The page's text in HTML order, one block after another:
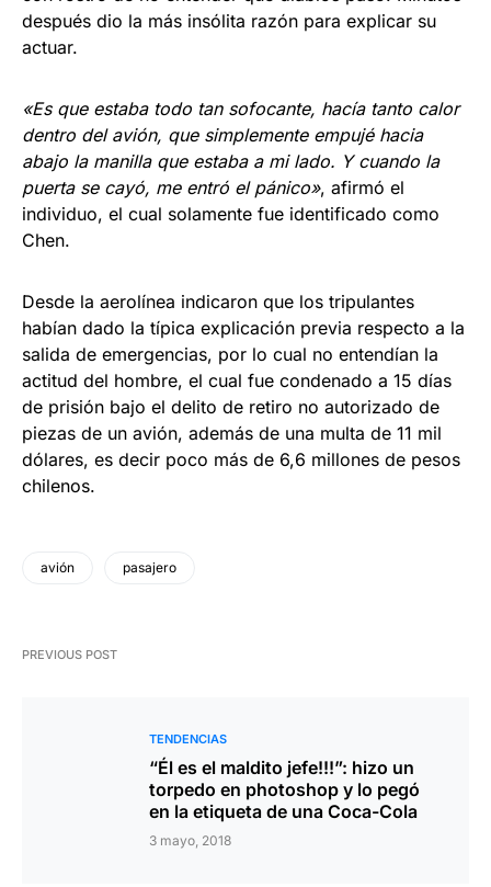
después dio la más insólita razón para explicar su
actuar.
«Es que estaba todo tan sofocante, hacía tanto calor
dentro del avión, que simplemente empujé hacia
abajo la manilla que estaba a mi lado. Y cuando la
puerta se cayó, me entró el pánico», afirmó el
individuo, el cual solamente fue identificado como
Chen.
Desde la aerolínea indicaron que los tripulantes
habían dado la típica explicación previa respecto a la
salida de emergencias, por lo cual no entendían la
actitud del hombre, el cual fue condenado a 15 días
de prisión bajo el delito de retiro no autorizado de
piezas de un avión, además de una multa de 11 mil
dólares, es decir poco más de 6,6 millones de pesos
chilenos.
avión pasajero
PREVIOUS POST
TENDENCIAS
“Él es el maldito jefe!!!”: hizo un
torpedo en photoshop y lo pegó
en la etiqueta de una Coca-Cola
3 mayo, 2018